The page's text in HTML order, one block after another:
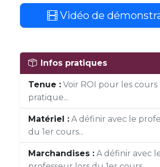
Vidéo de
Infos pratiques
Tenue : Voir ROI pour les cours
pratique...
Matériel : A définir avec le
du 1er cours...
Marchandises : A définir avec